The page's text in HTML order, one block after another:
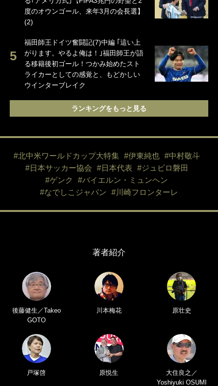
度のオウンゴール、来年3月の会長選】
(2)
福田師王ドイツ奮闘記(7)中編 ｢這い上
がります。やるよ俺は！｣福田師王が語
る移籍後初ゴール！つかみ始めたスト
ライカーとしての感覚と、もどかしい
ウインターブレイク
ランキングをもっと見る
#北中米ワールドカップ大特集 #伊東純也
#中村敬斗
#日本サッカー協会
#日本代表
#ジュビロ磐田
#ゲンク
#バイエルン・ミュンヘン
#なでしこジャパン
#川崎フロンターレ
著者紹介
後藤健生／Takeo
GOTO
川本梅花 原壮史
戸塚啓 原悦生
大住良之／
Yoshiyuki OSUMI